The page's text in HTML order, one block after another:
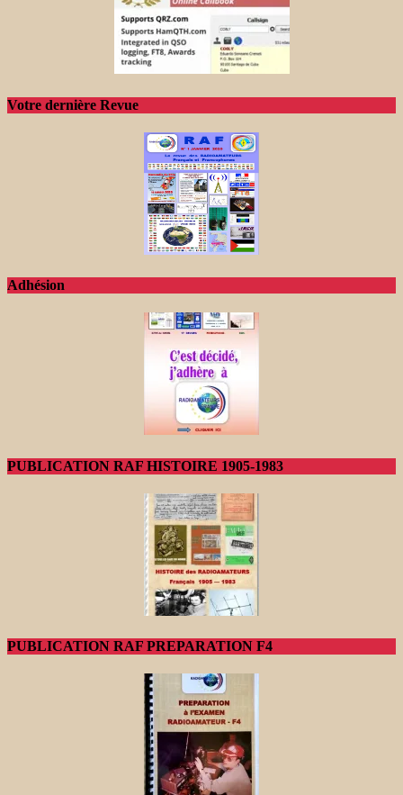
Votre dernière Revue
Adhésion
PUBLICATION RAF HISTOIRE 1905-1983
PUBLICATION RAF PREPARATION F4